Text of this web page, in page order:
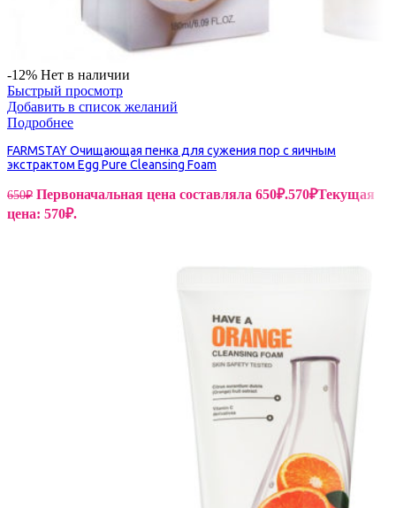
-12% Нет в наличии
Быстрый просмотр
Добавить в список желаний
Подробнее
FARMSTAY Очищающая пенка для сужения пор с яичным
экстрактом Egg Pure Cleansing Foam
650₽ Первоначальная цена составляла 650₽.570₽Текущая
цена: 570₽.